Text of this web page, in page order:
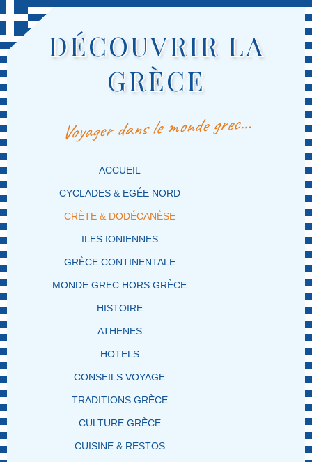
DÉCOUVRIR LA
GRÈCE
Voyager dans le monde grec…
MENU PRINCIPAL
MASQUER LA NAVIGATION PRINCIPALE
MASQUER LA NAVIGATION SECONDAIRE
ACCUEIL
CYCLADES & EGÉE NORD
CRÈTE & DODÉCANÈSE
ILES IONIENNES
GRÈCE CONTINENTALE
MONDE GREC HORS GRÈCE
HISTOIRE
ATHENES
HOTELS
CONSEILS VOYAGE
TRADITIONS GRÈCE
CULTURE GRÈCE
CUISINE & RESTOS